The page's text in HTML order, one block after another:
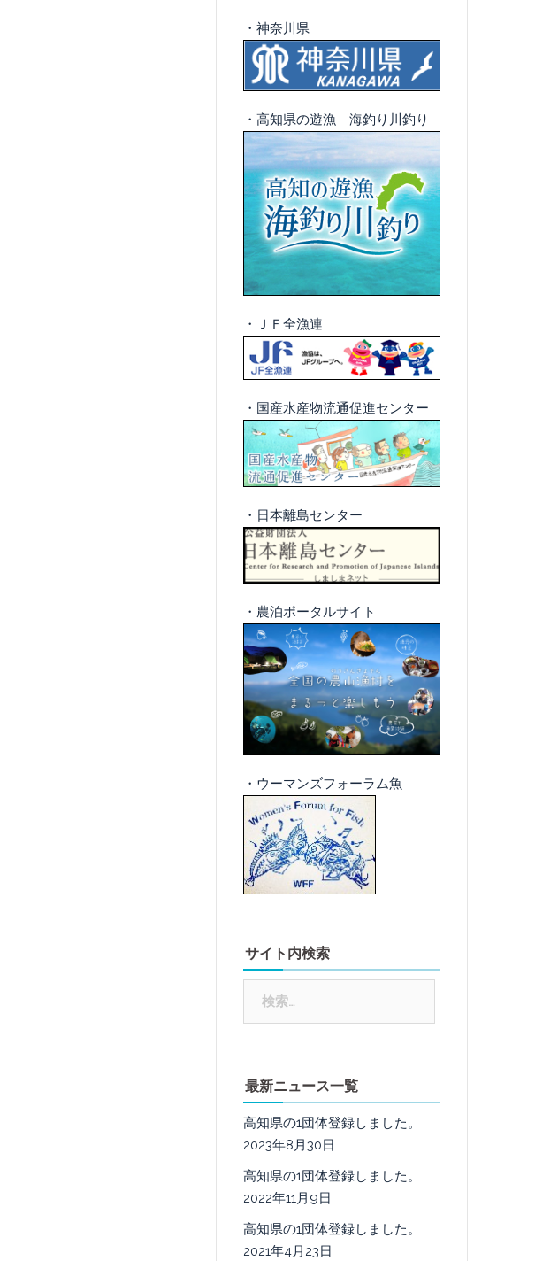
・神奈川県
・高知県の遊漁 海釣り川釣り
・ＪＦ全漁連
・国産水産物流通促進センター
・日本離島センター
・農泊ポータルサイト
・ウーマンズフォーラム魚
サイト内検索
最新ニュース一覧
高知県の1団体登録しました。
2023年8月30日
高知県の1団体登録しました。
2022年11月9日
高知県の1団体登録しました。
2021年4月23日